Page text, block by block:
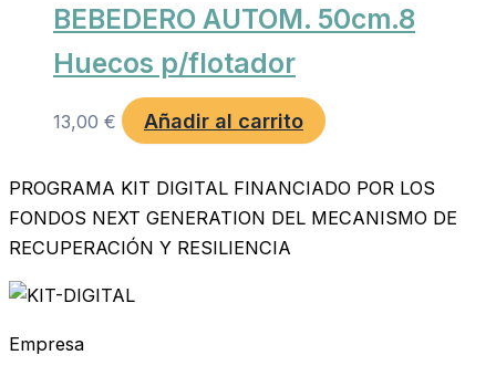
BEBEDERO AUTOM. 50cm.8
Huecos p/flotador
13,00 € Añadir al carrito
PROGRAMA KIT DIGITAL FINANCIADO POR LOS
FONDOS NEXT GENERATION DEL MECANISMO DE
RECUPERACIÓN Y RESILIENCIA
Empresa